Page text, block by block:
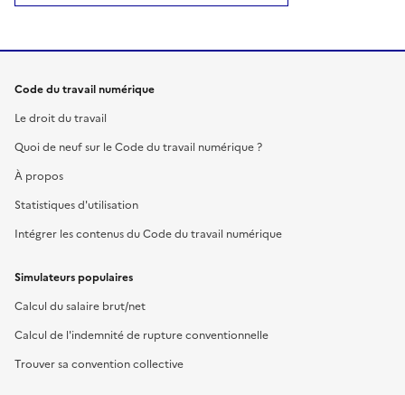
Code du travail numérique
Le droit du travail
Quoi de neuf sur le Code du travail numérique ?
À propos
Statistiques d'utilisation
Intégrer les contenus du Code du travail numérique
Simulateurs populaires
Calcul du salaire brut/net
Calcul de l'indemnité de rupture conventionnelle
Trouver sa convention collective